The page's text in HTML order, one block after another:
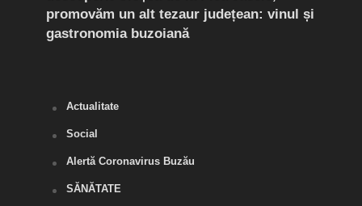
promovăm un alt tezaur județean: vinul și
gastronomia buzoiană
Actualitate
Social
Alertă Coronavirus Buzău
SĂNĂTATE